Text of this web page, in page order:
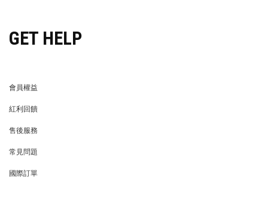
GET HELP
會員權益
紅利回饋
售後服務
常見問題
國際訂單